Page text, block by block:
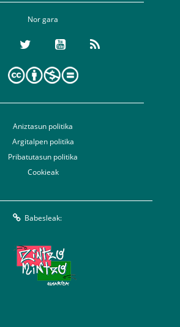
Nor gara
Aniztasun politika
Argitalpen politika
Pribatutasun politika
Cookieak
Babesleak: